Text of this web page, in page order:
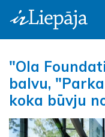
"Ola
balvu,
koka būvju